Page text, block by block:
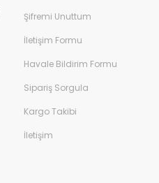
Şifremi Unuttum
İletişim Formu
Havale Bildirim Formu
Sipariş Sorgula
Kargo Takibi
İletişim